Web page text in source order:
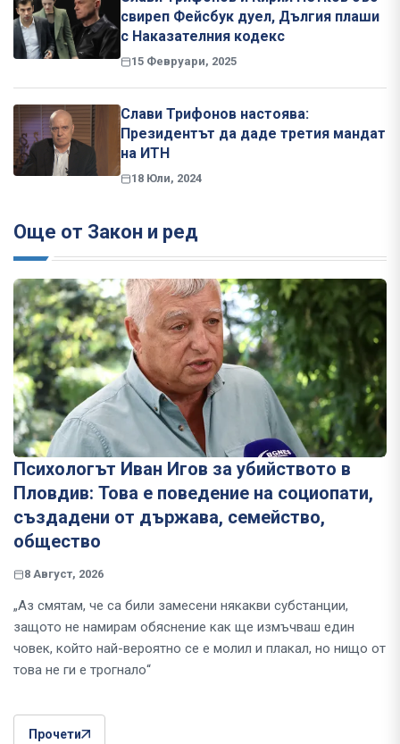
свиреп Фейсбук дуел, Дългия плаши
с Наказателния кодекс
15 Февруари, 2025
Слави Трифонов настоява:
Президентът да даде третия мандат
на ИТН
18 Юли, 2024
Още от Закон и ред
Психологът Иван Игов за убийството в
Пловдив: Това е поведение на социопати,
създадени от държава, семейство,
общество
8 Август, 2026
„Аз смятам, че са били замесени някакви субстанции,
защото не намирам обяснение как ще измъчваш един
човек, който най-вероятно се е молил и плакал, но нищо от
това не ги е трогнало“
Прочети